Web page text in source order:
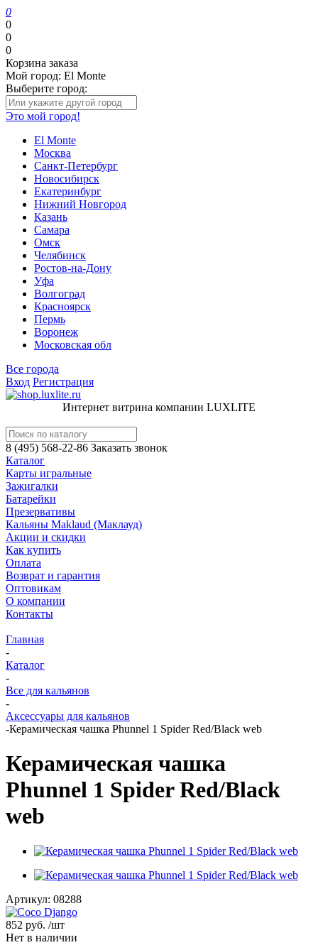
0
0
0
0
Корзина заказа
Мой город: El Monte
Выберите город:
Это мой город!
El Monte
Москва
Санкт-Петербург
Новосибирск
Екатеринбург
Нижний Новгород
Казань
Самара
Омск
Челябинск
Ростов-на-Дону
Уфа
Волгоград
Красноярск
Пермь
Воронеж
Московская обл
Все города
Вход Регистрация
Интернет витрина компании LUXLITE
8 (495) 568-22-86 Заказать звонок
Каталог
Карты игральные
Зажигалки
Батарейки
Презервативы
Кальяны Maklaud (Маклауд)
Акции и скидки
Как купить
Оплата
Возврат и гарантия
Оптовикам
О компании
Контакты
Главная
-
Каталог
-
Все для кальянов
-
Аксессуары для кальянов
-Керамическая чашка Phunnel 1 Spider Red/Black web
Керамическая чашка
Phunnel 1 Spider Red/Black
web
Артикул: 08288
852 руб. /шт
Нет в наличии